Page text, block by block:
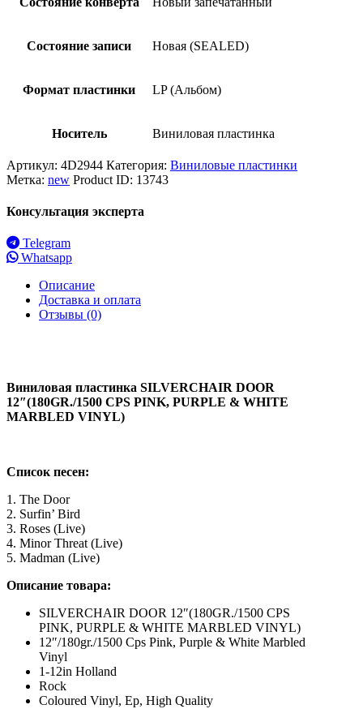
Состояние записи Новая (SEALED)
Формат пластинки LP (Альбом)
Носитель Виниловая пластинка
Артикул: 4D2944 Категория: Виниловые пластинки
Метка: new Product ID: 13743
Консультация эксперта
Telegram
Whatsapp
Описание
Доставка и оплата
Отзывы (0)
Виниловая пластинка SILVERCHAIR DOOR
12″(180GR./1500 CPS PINK, PURPLE & WHITE
MARBLED VINYL)
Список песен:
1. The Door
2. Surfin’ Bird
3. Roses (Live)
4. Minor Threat (Live)
5. Madman (Live)
Описание товара:
SILVERCHAIR DOOR 12″(180GR./1500 CPS
PINK, PURPLE & WHITE MARBLED VINYL)
12″/180gr./1500 Cps Pink, Purple & White Marbled
Vinyl
1-12in Holland
Rock
Coloured Vinyl, Ep, High Quality